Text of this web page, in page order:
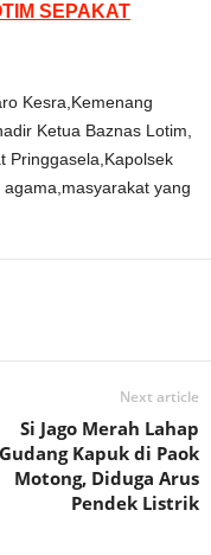
SEPAKAT
Kesra,Kemenang
Ketua Baznas Lotim,
Pringgasela,Kapolsek
yang
Next article
Si Jago Merah Lahap
Gudang Kapuk di Paok
Motong, Diduga Arus
Pendek Listrik